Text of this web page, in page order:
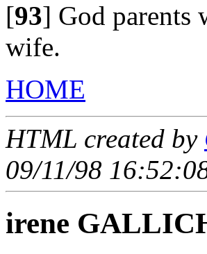
[93] God parents
wife.
HOME
HTML created by
09/11/98
irene